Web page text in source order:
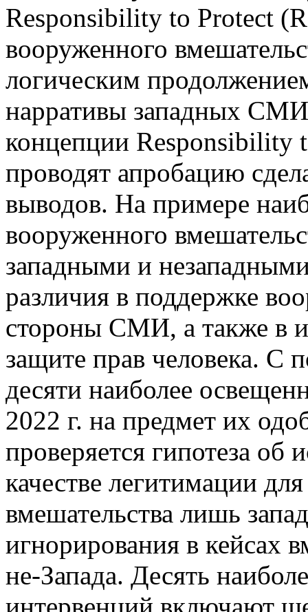
Responsibility to Protect
вооруженного
логическим
нарративы западных СМИ
концепции Responsibility
проводят апробацию
выводов. На примере
вооруженного
западными и
различия в поддержке
стороны СМИ, а также в
защите прав человека. С
десяти наиболее
2022 г. на предмет их
проверяется гипотеза об
качестве легитимации
вмешательства лишь
игнорирования в кейсах
не-Запада. Десять
интервенций включают